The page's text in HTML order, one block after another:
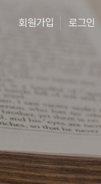
회원가입 로그인